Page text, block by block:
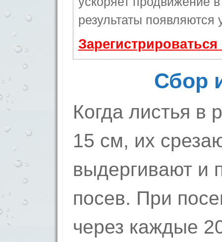
результаты
Сбор
Когда листья в
15 см, их
выдергивают и
посев. При
через каждые